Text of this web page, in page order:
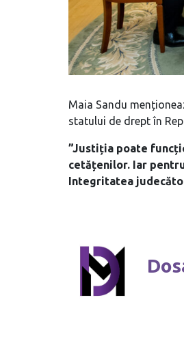
Maia Sandu
statului de drept în
”Justiția poate
cetățenilor. Iar
Integritatea